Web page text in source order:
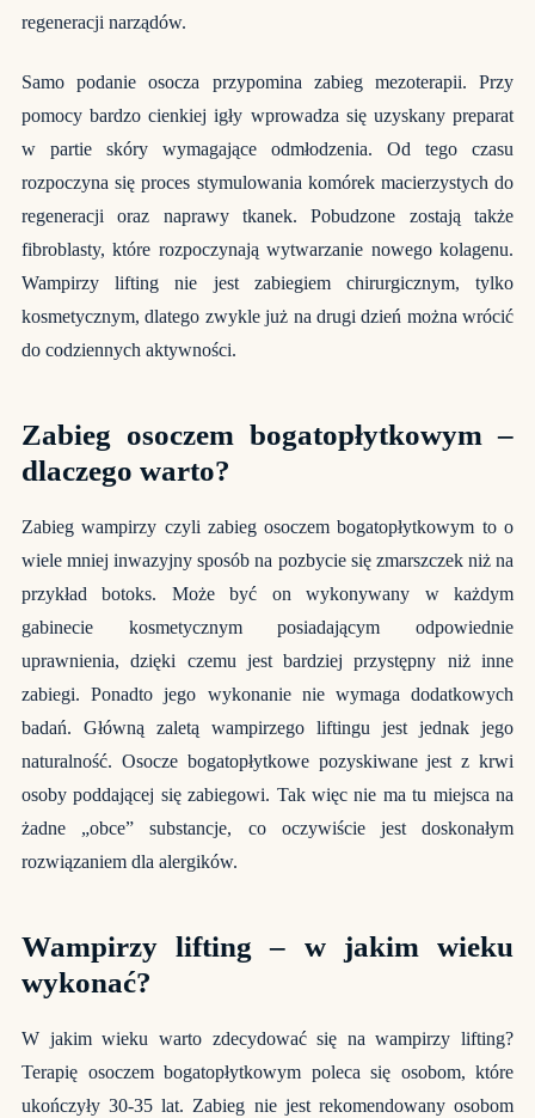
regeneracji narządów.
Samo podanie osocza przypomina zabieg mezoterapii. Przy
pomocy bardzo cienkiej igły wprowadza się uzyskany preparat
w partie skóry wymagające odmłodzenia. Od tego czasu
rozpoczyna się proces stymulowania komórek macierzystych do
regeneracji oraz naprawy tkanek. Pobudzone zostają także
fibroblasty, które rozpoczynają wytwarzanie nowego kolagenu.
Wampirzy lifting nie jest zabiegiem chirurgicznym, tylko
kosmetycznym, dlatego zwykle już na drugi dzień można wrócić
do codziennych aktywności.
Zabieg osoczem bogatopłytkowym –
dlaczego warto?
Zabieg wampirzy czyli zabieg osoczem bogatopłytkowym to o
wiele mniej inwazyjny sposób na pozbycie się zmarszczek niż na
przykład botoks. Może być on wykonywany w każdym
gabinecie kosmetycznym posiadającym odpowiednie
uprawnienia, dzięki czemu jest bardziej przystępny niż inne
zabiegi. Ponadto jego wykonanie nie wymaga dodatkowych
badań. Główną zaletą wampirzego liftingu jest jednak jego
naturalność. Osocze bogatopłytkowe pozyskiwane jest z krwi
osoby poddającej się zabiegowi. Tak więc nie ma tu miejsca na
żadne „obce” substancje, co oczywiście jest doskonałym
rozwiązaniem dla alergików.
Wampirzy lifting – w jakim wieku
wykonać?
W jakim wieku warto zdecydować się na wampirzy lifting?
Terapię osoczem bogatopłytkowym poleca się osobom, które
ukończyły 30-35 lat. Zabieg nie jest rekomendowany osobom